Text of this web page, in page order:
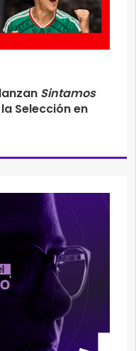
Sintamos
Selección en